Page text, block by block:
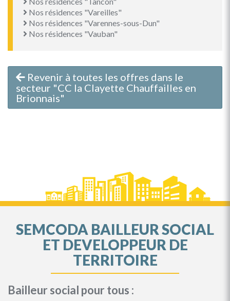
Nos résidences "Vareilles"
Nos résidences "Varennes-sous-Dun"
Nos résidences "Vauban"
Revenir à toutes les offres dans le
secteur "CC la Clayette Chauffailles en
Brionnais"
SEMCODA BAILLEUR SOCIAL
ET DEVELOPPEUR DE
TERRITOIRE
Bailleur social pour tous :